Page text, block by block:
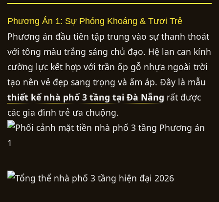
Phương Án 1: Sự Phóng Khoáng & Tươi Trẻ
Phương án đầu tiên tập trung vào sự thanh thoát
với tông màu trắng sáng chủ đạo. Hệ lan can kính
cường lực kết hợp với trần ốp gỗ nhựa ngoài trời
tạo nên vẻ đẹp sang trọng và ấm áp. Đây là mẫu
thiết kế nhà phố 3 tầng tại Đà Nẵng rất được
các gia đình trẻ ưa chuộng.